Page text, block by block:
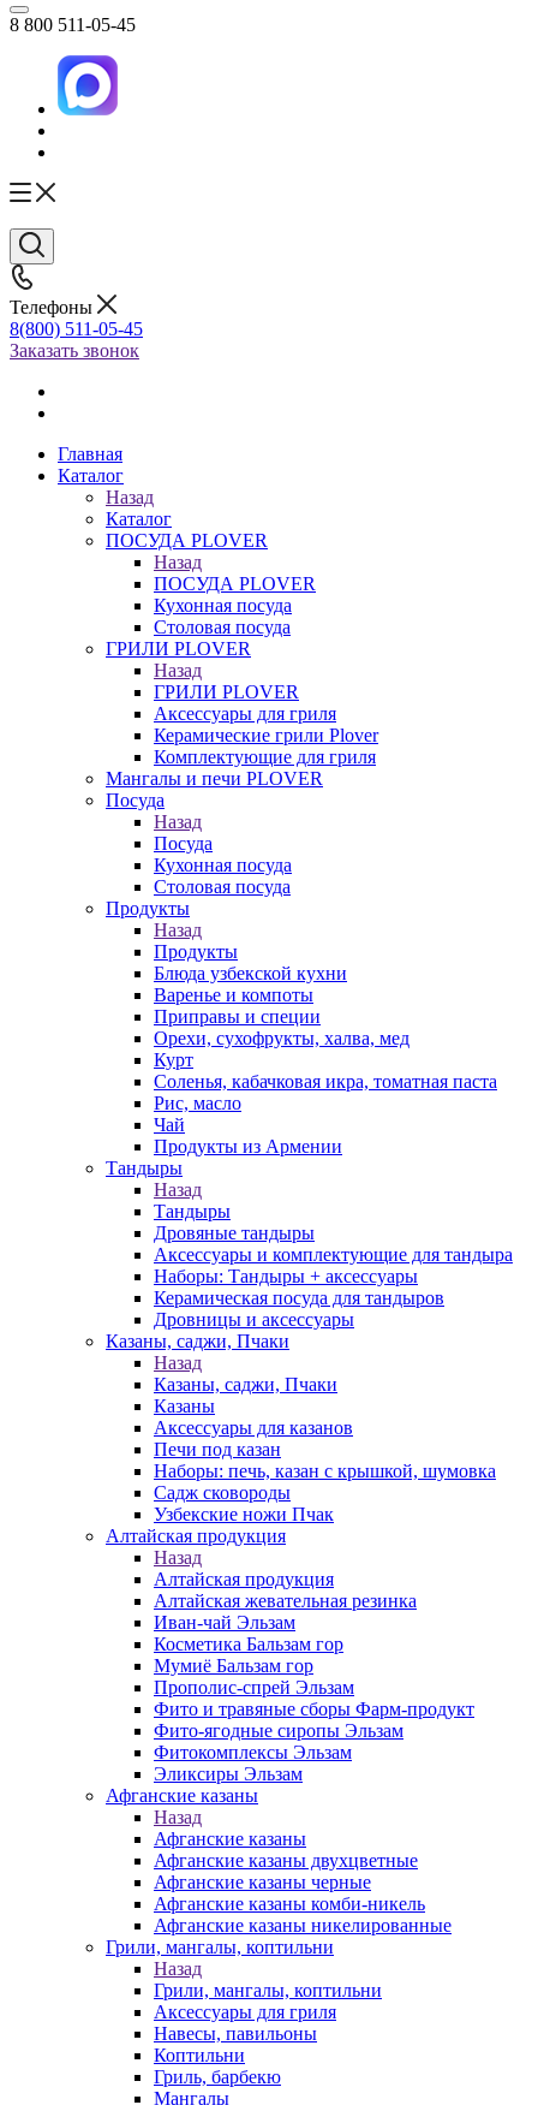
8 800 511-05-45
Телефоны
8(800) 511-05-45
Заказать звонок
Главная
Каталог
Назад
Каталог
ПОСУДА PLOVER
Назад
ПОСУДА PLOVER
Кухонная посуда
Столовая посуда
ГРИЛИ PLOVER
Назад
ГРИЛИ PLOVER
Аксессуары для гриля
Керамические грили Plover
Комплектующие для гриля
Мангалы и печи PLOVER
Посуда
Назад
Посуда
Кухонная посуда
Столовая посуда
Продукты
Назад
Продукты
Блюда узбекской кухни
Варенье и компоты
Приправы и специи
Орехи, сухофрукты, халва, мед
Курт
Соленья, кабачковая икра, томатная паста
Рис, масло
Чай
Продукты из Армении
Тандыры
Назад
Тандыры
Дровяные тандыры
Аксессуары и комплектующие для тандыра
Наборы: Тандыры + аксессуары
Керамическая посуда для тандыров
Дровницы и аксессуары
Казаны, саджи, Пчаки
Назад
Казаны, саджи, Пчаки
Казаны
Аксессуары для казанов
Печи под казан
Наборы: печь, казан с крышкой, шумовка
Садж сковороды
Узбекские ножи Пчак
Алтайская продукция
Назад
Алтайская продукция
Алтайская жевательная резинка
Иван-чай Эльзам
Косметика Бальзам гор
Мумиё Бальзам гор
Прополис-спрей Эльзам
Фито и травяные сборы Фарм-продукт
Фито-ягодные сиропы Эльзам
Фитокомплексы Эльзам
Эликсиры Эльзам
Афганские казаны
Назад
Афганские казаны
Афганские казаны двухцветные
Афганские казаны черные
Афганские казаны комби-никель
Афганские казаны никелированные
Грили, мангалы, коптильни
Назад
Грили, мангалы, коптильни
Аксессуары для гриля
Навесы, павильоны
Коптильни
Гриль, барбекю
Мангалы